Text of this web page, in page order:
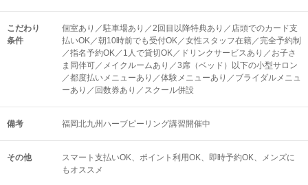
こだわり
条件
個室あり／駐車場あり／2回目以降特典あり／店頭でのカード支
払いOK／朝10時前でも受付OK／女性スタッフ在籍／完全予約制
／指名予約OK／1人で貸切OK／ドリンクサービスあり／お子さ
ま同伴可／メイクルームあり／3席（ベッド）以下の小型サロン
／都度払いメニューあり／体験メニューあり／ブライダルメニュ
ーあり／回数券あり／スクール併設
備考 福岡北九州ハーブピーリング講習開催中
その他 スマート支払いOK ポイント利用OK 即時予約OK
メンズに
もオススメ